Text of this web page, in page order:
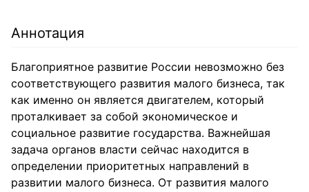
Аннотация
Благоприятное развитие России невозможно без
соответствующего развития малого бизнеса, так
как именно он является двигателем, который
проталкивает за собой экономическое и
социальное развитие государства. Важнейшая
задача органов власти сейчас находится в
определении приоритетных направлений в
развитии малого бизнеса. От развития малого